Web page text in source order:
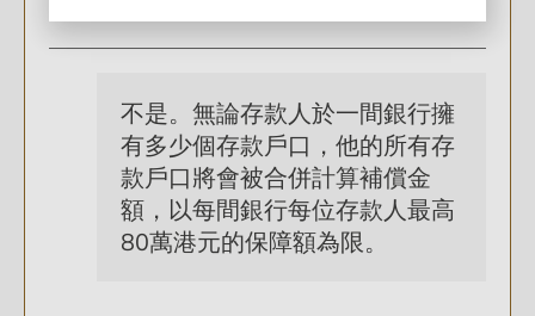
不是。無論存款人於一間銀行擁
有多少個存款戶口，他的所有存
款戶口將會被合併計算補償金
額，以每間銀行每位存款人最高
80萬港元的保障額為限。